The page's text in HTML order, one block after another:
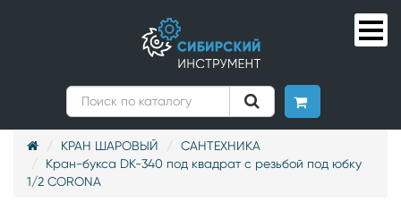
КРАН ШАРОВЫЙ
САНТЕХНИКА
Кран-букса DK-340 под квадрат с резьбой под юбку
1/2 CORONA